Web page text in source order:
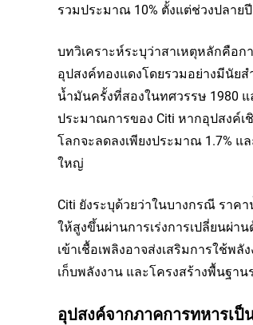
รวมประมาณ 10% ตั้งแต่ช่วงปลาย
บทวิเคราะห์ระบุว่าสาเหตุหลักคือก
อุปสงค์ทองแดงโดยรวมอย่างมีนัย
น้ำมันครั้งที่สองในทศวรรษ 1980 แ
ประมาณการของ Citi หากอุปสงค์เ
โลกจะลดลงเพียงประมาณ 1.7% แ
ใหญ่
Citi ยังระบุด้วยว่าในบางกรณี รา
ให้สูงขึ้นผ่านการเร่งการเปลี่ยนผ่า
เข้าเชื้อเพลิงอาจส่งเสริมการใช้พ
เก็บพลังงาน และโครงสร้างพื้นฐา
อุปสงค์จากภาคการทหารเ